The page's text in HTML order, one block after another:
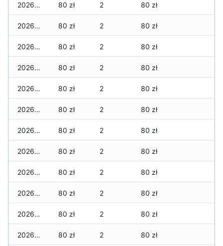
2026-07-18 80 zł 2 80 zł
2026-07-17 80 zł 2 80 zł
2026-07-16 80 zł 2 80 zł
2026-07-15 80 zł 2 80 zł
2026-07-14 80 zł 2 80 zł
2026-07-13 80 zł 2 80 zł
2026-07-12 80 zł 2 80 zł
2026-07-11 80 zł 2 80 zł
2026-07-10 80 zł 2 80 zł
2026-07-09 80 zł 2 80 zł
2026-07-08 80 zł 2 80 zł
2026-07-07 80 zł 2 80 zł